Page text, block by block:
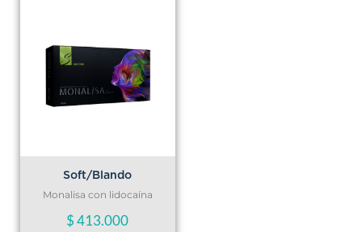
Soft/Blando
Monalisa con lidocaína
$413.000